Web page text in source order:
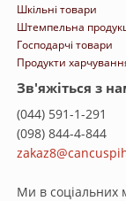
Шкільні товари
Штемпельна
Господарчі товари
Продукти
Зв'яжіться з
(044) 591-1-291
(098) 844-4-844
Ми в соціальних